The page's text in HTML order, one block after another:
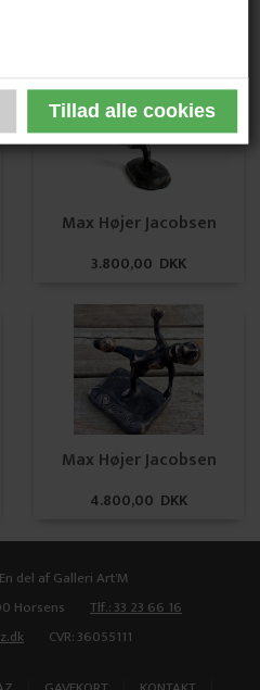
Max Højer Jacobsen
3.800,00 DKK
Max Højer Jacobsen
4.800,00 DKK
En del af Galleri Art'M
Horsens
Tlf.: 33 23 66 16
CVR: 36055111